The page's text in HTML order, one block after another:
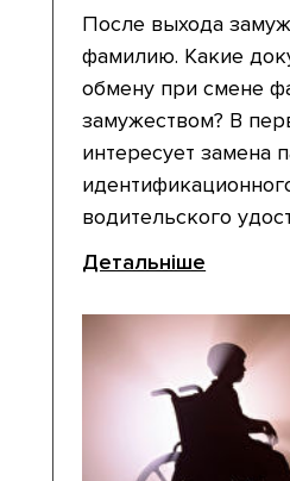
После выхода
фамилию. Какие
обмену при смене
замужеством? В
интересует замена
водительского
Детальніше